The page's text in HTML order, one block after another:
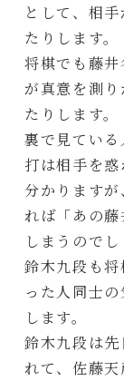
として、相
たりします。
将棋でも藤
が真意を測
たりします。
裏で見てい
打は相手を
分かります
れば「あの
しまうのでし
鈴木九段も
った人同士
します。
鈴木九段は
れて、佐藤